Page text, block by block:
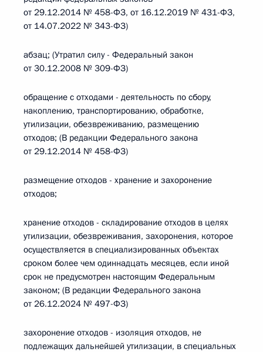
от 29.12.2014 № 458-ФЗ, от 16.12.2019 № 431-ФЗ,
от 14.07.2022 № 343-ФЗ)
абзац; (Утратил силу - Федеральный закон
от 30.12.2008 № 309-ФЗ)
обращение с отходами - деятельность по сбору,
накоплению, транспортированию, обработке,
утилизации, обезвреживанию, размещению
отходов; (В редакции Федерального закона
от 29.12.2014 № 458-ФЗ)
размещение отходов - хранение и захоронение
отходов;
хранение отходов - складирование отходов в целях
утилизации, обезвреживания, захоронения, которое
осуществляется в специализированных объектах
сроком более чем одиннадцать месяцев, если иной
срок не предусмотрен настоящим Федеральным
законом; (В редакции Федерального закона
от 26.12.2024 № 497-ФЗ)
захоронение отходов - изоляция отходов, не
подлежащих дальнейшей утилизации, в специальных